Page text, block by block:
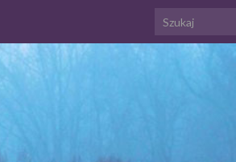
Search for: